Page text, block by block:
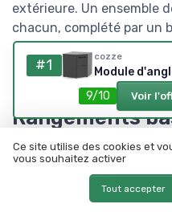
extérieure. Un ensemble
chacun, complété par un
constitue par exemple
famille de quatre
Rangements
verres et
blanc aux
Pour stocker la vaisselle
#1 cozze
9/10
Voir
Ce site utilise des cookies et
vous souhaitez activer
Tout accepter